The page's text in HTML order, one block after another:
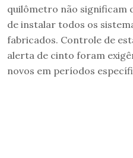
quilômetro não significam
de instalar todos os
fabricados. Controle de
alerta de cinto foram
novos em períodos